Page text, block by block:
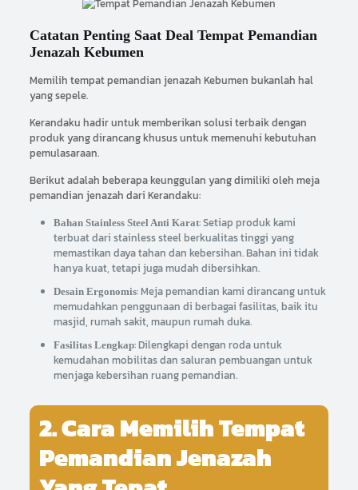
Catatan Penting Saat Deal Tempat Pemandian
Jenazah Kebumen
Memilih tempat pemandian jenazah Kebumen bukanlah hal
yang sepele.
Kerandaku hadir untuk memberikan solusi terbaik dengan
produk yang dirancang khusus untuk memenuhi kebutuhan
pemulasaraan.
Berikut adalah beberapa keunggulan yang dimiliki oleh meja
pemandian jenazah dari Kerandaku:
Bahan Stainless Steel Anti Karat: Setiap produk kami
terbuat dari stainless steel berkualitas tinggi yang
memastikan daya tahan dan kebersihan. Bahan ini tidak
hanya kuat, tetapi juga mudah dibersihkan.
Desain Ergonomis: Meja pemandian kami dirancang untuk
memudahkan penggunaan di berbagai fasilitas, baik itu
masjid, rumah sakit, maupun rumah duka.
Fasilitas Lengkap: Dilengkapi dengan roda untuk
kemudahan mobilitas dan saluran pembuangan untuk
menjaga kebersihan ruang pemandian.
2. Cara Memilih Tempat
Pemandian Jenazah